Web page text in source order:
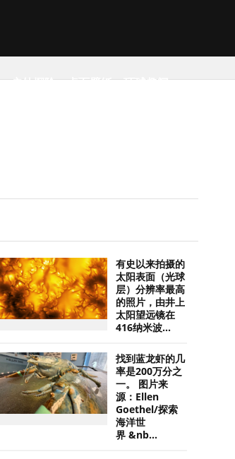
户外探险 桌面壁纸 环球趣闻
有史以来拍摄的
太阳表面（光球
层）分辨率最高
的照片，由井上
太阳望远镜在
416纳米波...
找到蓝龙虾的几
率是200万分之
一。 图片来
源：Ellen
Goethel/探索
海洋世
界 &nb...